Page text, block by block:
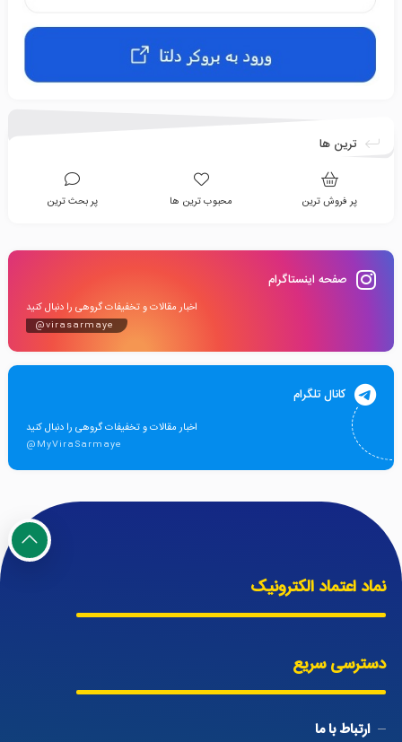
ترین ها
پر فروش ترین محبوب ترین ها پر بحث ترین
صفحه اینستاگرام
اخبار مقالات و تخفیفات گروهی را دنبال کنید
@virasarmaye
کانال تلگرام
اخبار مقالات و تخفیفات گروهی را دنبال کنید
@MyViraSarmaye
نماد اعتماد الکترونیک
دسترسی سریع
ارتباط با ما